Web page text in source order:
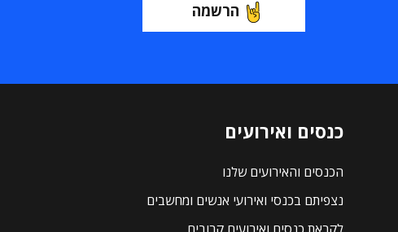
הרשמה
כנסים ואירועים
הכנסים והאירועים שלנו
נצפיתם בכנסי ואירועי אנשים ומחשבים